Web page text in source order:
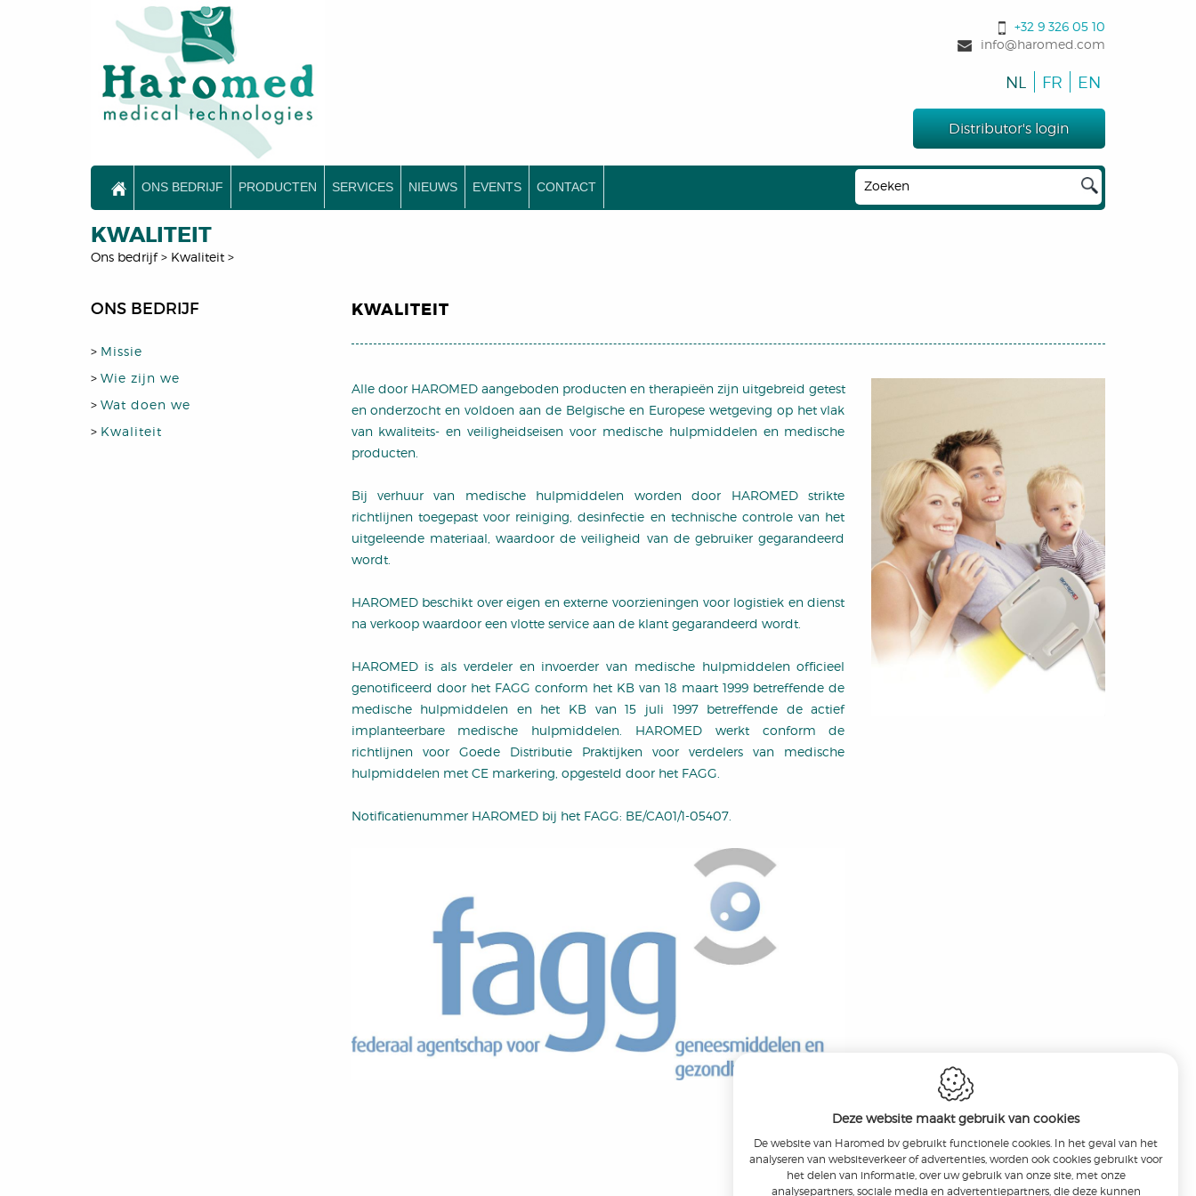
+32 9 326 05 10
info@haromed.com
NL FR EN
Distributor's login
ONS BEDRIJF PRODUCTEN SERVICES NIEUWS EVENTS CONTACT
KWALITEIT
Ons bedrijf> Kwaliteit >
ONS BEDRIJF
> Missie
> Wie zijn we
> Wat doen we
> Kwaliteit
KWALITEIT
Alle door HAROMED aangeboden producten en therapieën zijn uitgebreid getest
en onderzocht en voldoen aan de Belgische en Europese wetgeving op het vlak
van kwaliteits- en veiligheidseisen voor medische hulpmiddelen en medische
producten.
Bij verhuur van medische hulpmiddelen worden door HAROMED strikte
richtlijnen toegepast voor reiniging, desinfectie en technische controle van het
uitgeleende materiaal, waardoor de veiligheid van de gebruiker gegarandeerd
wordt.
HAROMED beschikt over eigen en externe voorzieningen voor logistiek en dienst
na verkoop waardoor een vlotte service aan de klant gegarandeerd wordt.
HAROMED is als verdeler en invoerder van medische hulpmiddelen officieel
genotificeerd door het FAGG conform het KB van 18 maart 1999 betreffende de
medische hulpmiddelen en het KB van 15 juli 1997 betreffende de actief
implanteerbare medische hulpmiddelen. HAROMED werkt conform de
richtlijnen voor Goede Distributie Praktijken voor verdelers van medische
hulpmiddelen met CE markering, opgesteld door het FAGG.
Notificatienummer HAROMED bij het FAGG: BE/CA01/1-05407.
Deze website maakt gebruik van cookies
De website van Haromed bv gebruikt functionele cookies. In het geval van het
analyseren van websiteverkeer of advertenties, worden ook cookies gebruikt voor
het delen van informatie, over uw gebruik van onze site, met onze
analysepartners, sociale media en advertentiepartners, die deze kunnen